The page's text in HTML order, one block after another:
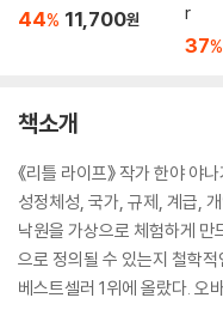
44% 11,700원
r
37%
책소개
《리틀 라이프》 작가 한야 야
성정체성, 국가, 규제, 계급,
낙원을 가상으로 체험하게 만
으로 정의될 수 있는지 철학
베스트셀러 1위에 올랐다. 오